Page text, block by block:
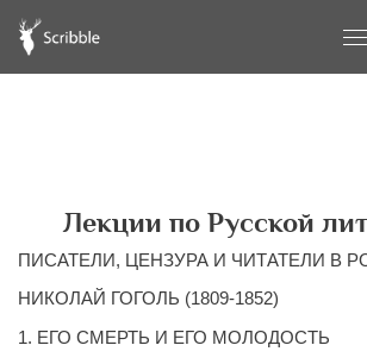
Лекции по Русской
ПИСАТЕЛИ, ЦЕНЗУРА И ЧИТАТЕЛИ В
НИКОЛАЙ ГОГОЛЬ (1809-1852)
1. ЕГО СМЕРТЬ И ЕГО МОЛОДОСТЬ